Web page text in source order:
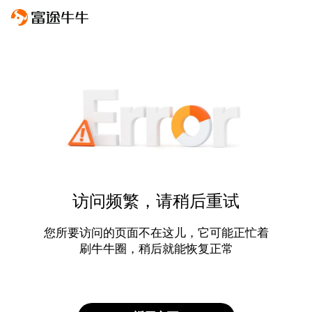
访问频繁，请稍后重试
您所要访问的页面不在这儿，它可能正忙着
刷牛牛圈，稍后就能恢复正常